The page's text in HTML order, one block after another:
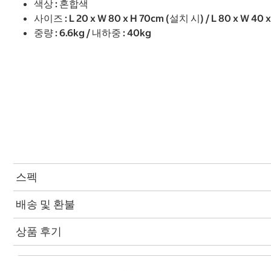
색상 : 혼합색
사이즈 : L 20 x W 80 x H 70cm (설치 시) / L 80 x W 40
중량 : 6.6kg / 내하중 : 40kg
스펙
배송 및 환불
상품 후기